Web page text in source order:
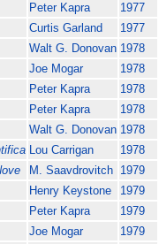
Peter Kapra 1977
Curtis Garland 1977
Walt G. Donovan 1978
Joe Mogar 1978
Peter Kapra 1978
Peter Kapra 1978
Walt G. Donovan 1978
Lou Carrigan 1978
M. Saavdrovitch 1979
Henry Keystone 1979
Peter Kapra 1979
Joe Mogar 1979